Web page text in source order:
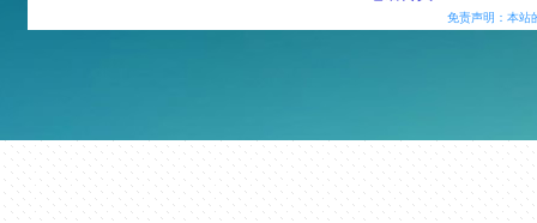
免责声明：本站